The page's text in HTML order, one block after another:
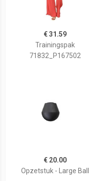
€ 31.59
Trainingspak
71832_P167502
€ 20.00
Opzetstuk - Large Ball